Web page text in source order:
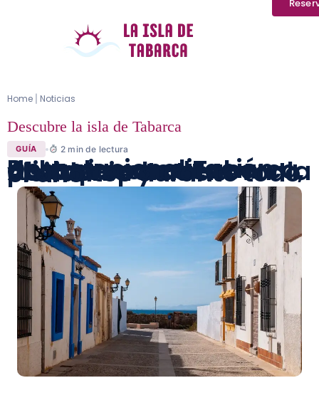
Home Noticias
Descubre la isla de Tabarca
GUÍA 2 min de lectura
Desestacionalización del turismo en Tabarca, una apuesta de Alicante para renovar la posidonia y atraer visitantes durante todo el año